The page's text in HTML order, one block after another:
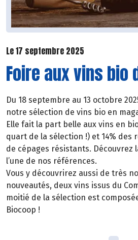
Le 17 septembre 2025
Foire aux vins bio
Du 18 septembre au 13 octobre
notre sélection de vins bio en
Elle fait la part belle aux vins en
quart de la sélection !) et 14% des
de cépages résistants. Découvrez
l’une de nos références.
Vous y découvrirez aussi de très
nouveautés, deux vins issus du
moitié de la sélection est
Biocoop !